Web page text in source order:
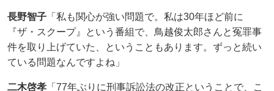
長野智子 「私も関心が強い問題で。私は30年ほど前に
『ザ・スクープ』という番組で、鳥越俊太郎さんと冤罪事
件を取り上げていた、ということもあります。ずっと続い
ている問題なんですよね」
二木啓孝 「77年ぶりに刑事訴訟法の改正ということで、こ